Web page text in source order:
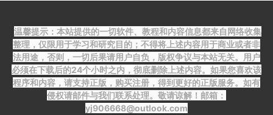
温馨提示：本站提供的一切软件、教程和内容信息都来自网络收集
整理，仅限用于学习和研究目的；不得将上述内容用于商业或者非
法用途，否则，一切后果请用户自负，版权争议与本站无关。用户
必须在下载后的24个小时之内，彻底删除上述内容。如果您喜欢该
程序和内容，请支持正版，购买注册，得到更好的正版服务。如有
侵权请邮件与我们联系处理。敬请谅解！邮箱：
yj906668@outlook.com